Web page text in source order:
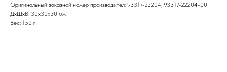
Оригинальный заказной номер производител: 93317-22204, 93317-22204-00
ДxШxВ: 30x30x30 мм
Вес: 150 г